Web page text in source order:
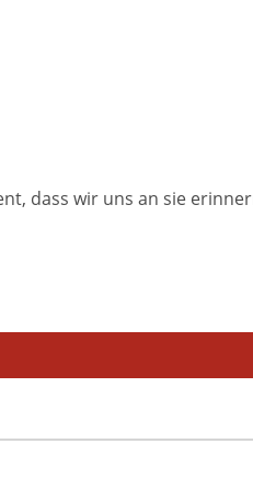
dass wir uns an sie